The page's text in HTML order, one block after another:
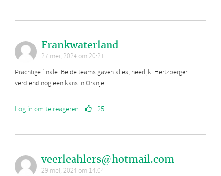
Frankwaterland
27 mei, 2024 om 20:21
Prachtige finale. Beide teams gaven alles, heerlijk. Hertzberger
verdiend nog een kans in Oranje.
Log in om te reageren 25
veerleahlers@hotmail.com
29 mei, 2024 om 14:04